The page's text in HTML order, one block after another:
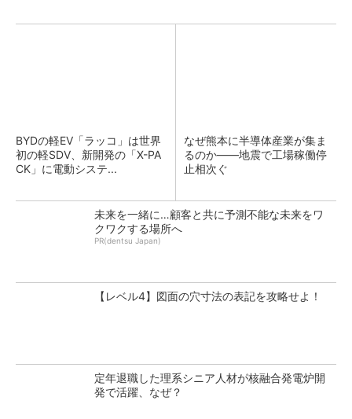
BYDの軽EV「ラッコ」は世界
初の軽SDV、新開発の「X-PA
CK」に電動システ...
なぜ熊本に半導体産業が集ま
るのか――地震で工場稼働停
止相次ぐ
未来を一緒に…顧客と共に予測不能な未来をワ
クワクする場所へ
PR(dentsu Japan)
【レベル4】図面の穴寸法の表記を攻略せよ！
定年退職した理系シニア人材が核融合発電炉開
発で活躍、なぜ？